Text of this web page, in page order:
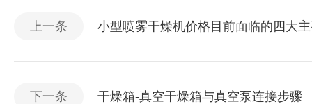
上一条 小型喷雾干燥机价格目前面临的四大
下一条 干燥箱-真空干燥箱与真空泵连接步骤